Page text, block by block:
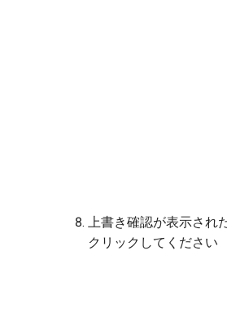
上書き確認が表示され
クリックしてください